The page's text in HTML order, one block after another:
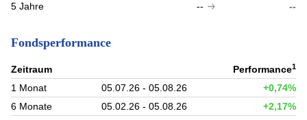
5 Jahre
-- --
Fondsperformance
Zeitraum Performance1
1 Monat 05.07.26 - 05.08.26
+0,74%
6 Monate
05.02.26 - 05.08.26
+2,17%